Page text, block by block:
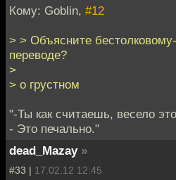
Кому: Goblin, #12
> > Объясните
переводе?
>
> о грустном
"-Ты как считаешь, весело
- Это печально."
dead_Mazay »
#33 | 17.02.12 12:45